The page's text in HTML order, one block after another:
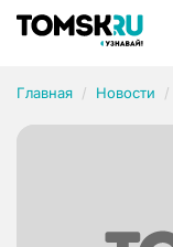
Главная Новости